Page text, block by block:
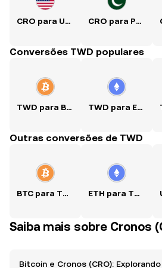
CRO para USD CRO para PKR
Conversões TWD populares
TWD para BTC TWD para ETH
Outras conversões de TWD
BTC para TWD ETH para TWD
Saiba mais sobre Cronos
Bitcoin e Cronos (CRO): Explorando